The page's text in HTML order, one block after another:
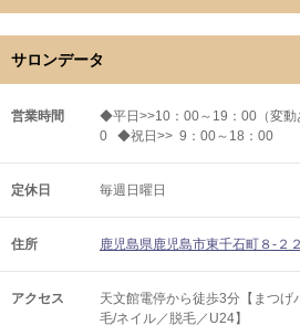
サロンデータ
営業時間
◆平日>>10：00～19：00（変
0 ◆祝日>> 9：00～18：00
定休日 毎週日曜日
住所 鹿児島県鹿児島市東千石町８‐２
アクセス
天文館電停から徒歩3分【まつげ
毛/ネイル／脱毛／U24】